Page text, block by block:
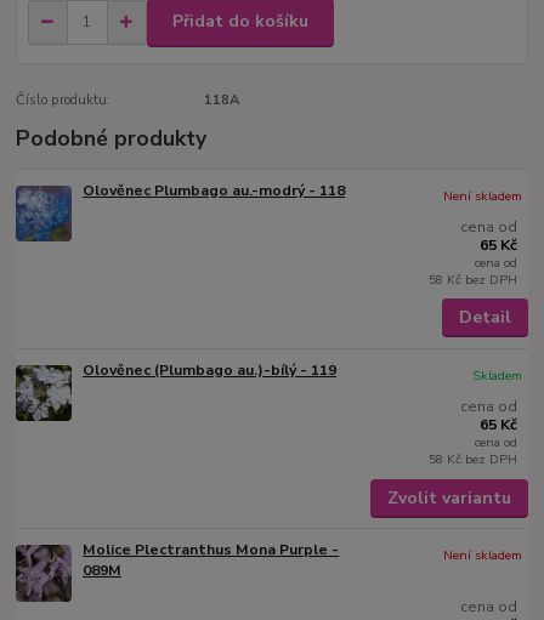
Přidat do košíku
Číslo produktu: 118A
Podobné produkty
Olověnec Plumbago au.-modrý - 118
cena od
65 Kč
cena od
58 Kč bez DPH
Není skladem
Detail
Olověnec (Plumbago au.)-bílý - 119
cena od
65 Kč
cena od
58 Kč bez DPH
Skladem
Zvolit variantu
Molice Plectranthus Mona Purple -
089M
cena od
Není skladem